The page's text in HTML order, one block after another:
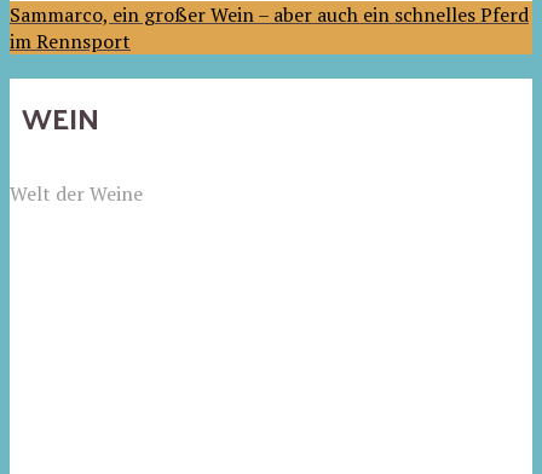
Sammarco, ein großer Wein – aber auch ein schnelles Pferd
im Rennsport
WEIN
Welt der Weine